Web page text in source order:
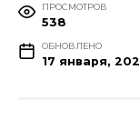
ПРОСМОТРОВ
538
ОБНОВЛЕНО
17 января,